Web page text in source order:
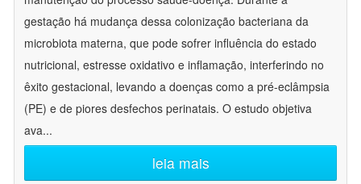
gestação há mudança dessa colonização bacteriana da
microbiota materna, que pode sofrer influência do estado
nutricional, estresse oxidativo e inflamação, interferindo no
êxito gestacional, levando a doenças como a pré-eclâmpsia
(PE) e de piores desfechos perinatais. O estudo objetiva
ava...
leia mais